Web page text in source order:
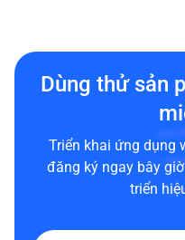
Dùng thử sản
Triển khai ứng dụng
đăng ký ngay bây
triển